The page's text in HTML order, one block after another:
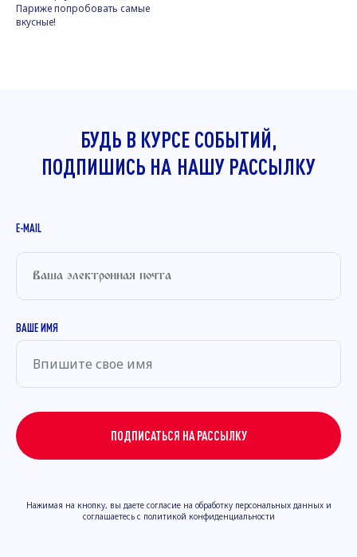
Париже попробовать самые
вкусные!
БУДЬ В КУРСЕ СОБЫТИЙ,
ПОДПИШИСЬ НА НАШУ РАССЫЛКУ
E-MAIL
ВАШЕ ИМЯ
ПОДПИСАТЬСЯ НА РАССЫЛКУ
Нажимая на кнопку, вы даете согласие на обработку персональных данных и
соглашаетесь с политикой конфиденциальности